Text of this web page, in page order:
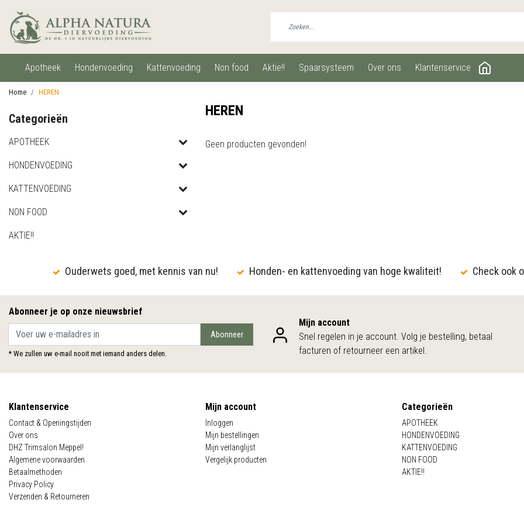
apotheek hondenvoeding kattenvoeding non food aktie!! spaarsysteem over ons klantenservice
Home HEREN
Categorieën
APOTHEEK
HONDENVOEDING
KATTENVOEDING
NON FOOD
AKTIE!!
HEREN
Geen producten gevonden!
Ouderwets goed, met kennis van nu! Honden- en kattenvoeding van hoge kwaliteit! Check ook
Abonneer je op onze nieuwsbrief
Abonneer
* We zullen uw e-mail nooit met iemand anders delen.
Mijn account
Snel regelen in je account. Volg je bestelling, betaal
facturen of retourneer een artikel.
Klantenservice
Contact & Openingstijden
Over ons
DHZ Trimsalon Meppel!
Algemene voorwaarden
Betaalmethoden
Privacy Policy
Verzenden & Retourneren
Mijn account
Inloggen
Mijn bestellingen
Mijn verlanglijst
Vergelijk producten
Categorieën
APOTHEEK
HONDENVOEDING
KATTENVOEDING
NON FOOD
AKTIE!!